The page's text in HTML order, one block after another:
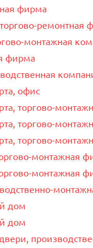
фирма
ремонтная
монтажная
фирма
офис
торгово-
торгово-
торгово-
монтажная
монтажная
дом
дом